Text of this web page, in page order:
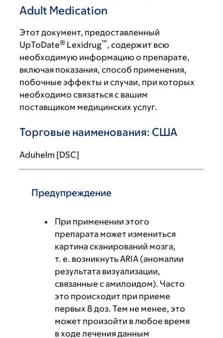
Adult Medication
Этот документ, предоставленный
UpToDate® Lexidrug™, содержит всю
необходимую информацию о препарате,
включая показания, способ применения,
побочные эффекты и случаи, при которых
необходимо связаться с вашим
поставщиком медицинских услуг.
Торговые наименования: США
Aduhelm [DSC]
Предупреждение
При применении этого
препарата может измениться
картина сканирований мозга,
т. е. возникнуть ARIA (аномалии
результата визуализации,
связанные с амилоидом). Часто
это происходит при приеме
первых 8 доз. Тем не менее, это
может произойти в любое время
в ходе лечения данным